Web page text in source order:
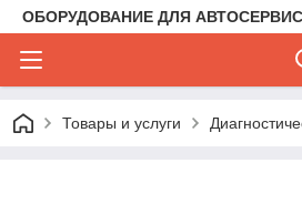
ОБОРУДОВАНИЕ ДЛЯ
Товары и услуги